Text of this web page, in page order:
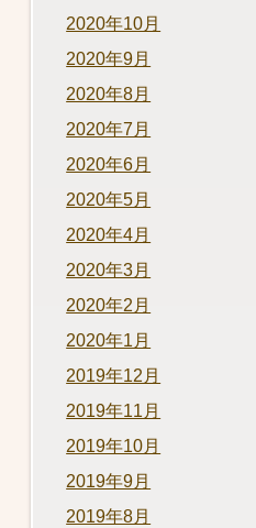
2020年10月
2020年9月
2020年8月
2020年7月
2020年6月
2020年5月
2020年4月
2020年3月
2020年2月
2020年1月
2019年12月
2019年11月
2019年10月
2019年9月
2019年8月